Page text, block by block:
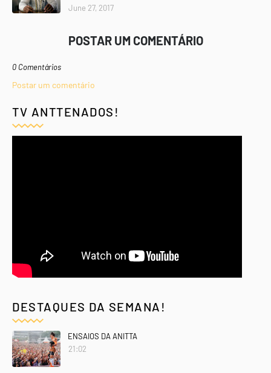
June 27, 2017
POSTAR UM COMENTÁRIO
0 Comentários
Postar um comentário
TV ANTTENADOS!
DESTAQUES DA SEMANA!
ENSAIOS DA ANITTA
21:02